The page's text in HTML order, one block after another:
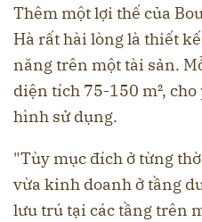
Thêm một lợi thế của
Hà rất hài lòng là thiết
năng trên một tài sản.
diện tích 75-150 m²,
hình sử dụng.
"Tùy mục đích ở từng
vừa kinh doanh ở tầng
lưu trú tại các tầng trên